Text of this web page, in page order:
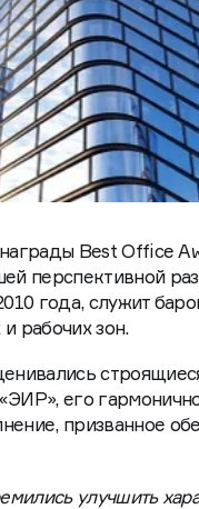
Best Office
перспективной
года, служит
рабочих зон.
его
призванное
улучшить